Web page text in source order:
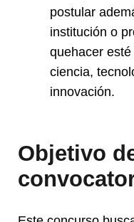
postular
institución o
quehacer
ciencia,
innovación.
Objetivo